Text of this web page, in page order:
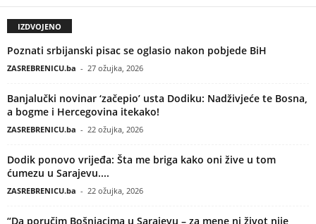
IZDVOJENO
Poznati srbijanski pisac se oglasio nakon pobjede BiH
ZASREBRENICU.ba - 27 ožujka, 2026
Banjalučki novinar ‘začepio’ usta Dodiku: Nadživjeće te Bosna,
a bogme i Hercegovina itekako!
ZASREBRENICU.ba - 22 ožujka, 2026
Dodik ponovo vrijeđa: Šta me briga kako oni žive u tom
ćumezu u Sarajevu....
ZASREBRENICU.ba - 22 ožujka, 2026
“Da poručim Bošnjacima u Sarajevu – za mene ni život nije